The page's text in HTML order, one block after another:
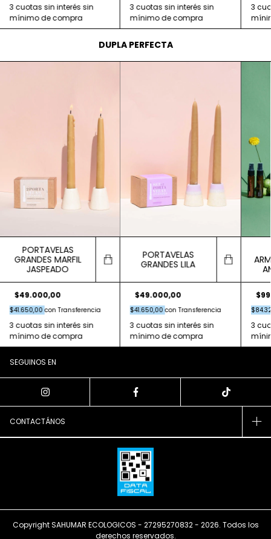
DUPLA PERFECTA
PORTAVELAS
GRANDES MARFIL
JASPEADO
$49.000,00
$41.650,00con Transferencia
PORTAVELAS
GRANDES LILA
$49.000,00
$41.650,00con Transferencia
SEGUINOS EN
CONTACTÁNOS
Copyright SAHUMAR ECOLOGICOS - 27295270832 - 2026. Todos los
derechos reservados.